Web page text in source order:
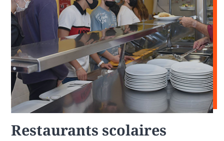
Restaurants scolaires